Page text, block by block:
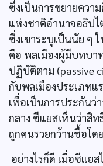
ซึ่งเป็นการขยายควา
แห่งชาติอำนาจอธิป
ซึ่งเขาระบุเป็นนัย ๆ
คือ พลเมืองผู้มีบทบา
ปฏิบัติตาม (passive
กับพลเมืองประเภท
เพื่อเป็นการประกัน
กลาง ซีแยสเห็นว่าสิท
ถูกคนรวยกว้านชื้อโด
อย่างไรก็ดี เมื่อซีแย